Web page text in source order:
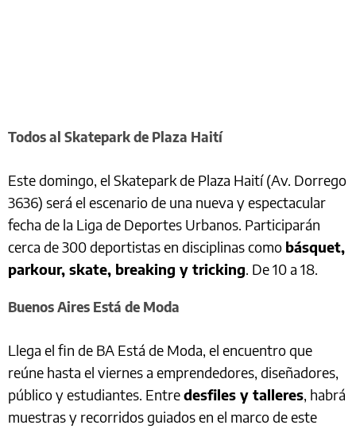
Todos al Skatepark de Plaza Haití
Este domingo, el Skatepark de Plaza Haití (Av. Dorrego
3636) será el escenario de una nueva y espectacular
fecha de la Liga de Deportes Urbanos. Participarán
cerca de 300 deportistas en disciplinas como básquet,
parkour, skate, breaking y tricking. De 10 a 18.
Buenos Aires Está de Moda
Llega el fin de BA Está de Moda, el encuentro que
reúne hasta el viernes a emprendedores, diseñadores,
público y estudiantes. Entredesfiles y talleres, habrá
muestras y recorridos guiados en el marco de este